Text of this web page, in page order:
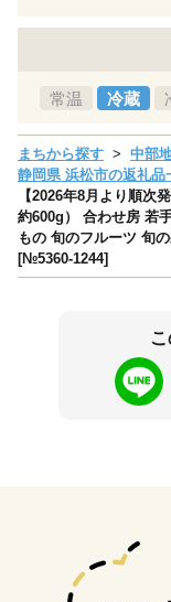
常温 冷蔵
まちから探す 中部
静岡県 浜松市の返礼品
【2026年8月より順次
約600g） 合わせ房 若
もの 旬のフルーツ 旬
[№5360-1244]